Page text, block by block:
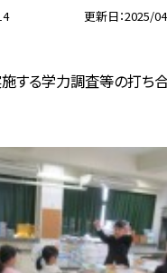
更新日 2025/
施する学力調査等の打ち